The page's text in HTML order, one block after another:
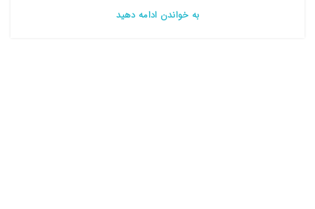
به خواندن ادامه دهید